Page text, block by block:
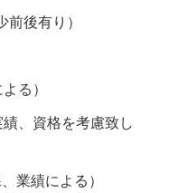
後有り）
る）
、資格を考慮致し
績による）